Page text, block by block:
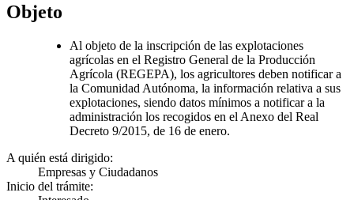
Objeto
Al objeto de la inscripción de las explotaciones
agrícolas en el Registro General de la Producción
Agrícola (REGEPA), los agricultores deben notificar a
la Comunidad Autónoma, la información relativa a sus
explotaciones, siendo datos mínimos a notificar a la
administración los recogidos en el Anexo del Real
Decreto 9/2015, de 16 de enero.
A quién está dirigido:
Empresas y Ciudadanos
Inicio del trámite: